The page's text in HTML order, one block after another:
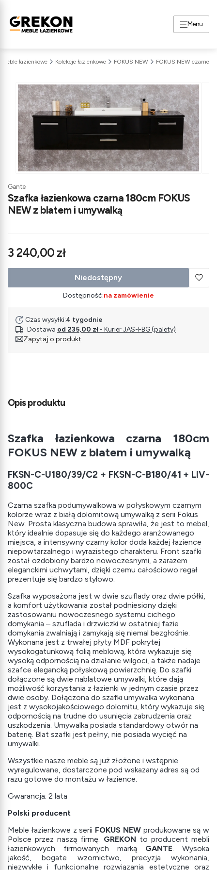
Menu
Meble łazienkowe Kolekcje łazienkowe FOKUS NEW FOKUS NEW czarne
Gante
Szafka łazienkowa czarna 180cm FOKUS
NEW z blatem i umywalką
Cena
3 240,00 zł
Niedostępny
Dostępność:na zamówienie
Czas wysyłki:4 tygodnie
Dostawa od 235,00 zł - Kurier JAS-FBG (palety)
Zapytaj o produkt
Opis produktu
Szafka łazienkowa czarna 180cm
FOKUS NEW z blatem i umywalką
FKSN-C-U180/39/C2 + FKSN-C-B180/41 + LIV-
800C
Czarna szafka podumywalkowa w połyskowym czarnym
kolorze wraz z białą dolomitową umywalką z serii Fokus
New. Prosta klasyczna budowa sprawiła, że jest to mebel,
który idealnie dopasuje się do każdego aranżowanego
miejsca, a intensywny czarny kolor doda każdej łazience
niepowtarzalnego i wyrazistego charakteru. Front szafki
został ozdobiony bardzo nowoczesnymi, a zarazem
eleganckimi uchwytami, dzięki czemu całościowo regał
prezentuje się bardzo stylowo.
Szafka wyposażona jest w dwie szuflady oraz dwie półki,
a komfort użytkowania został podniesiony dzięki
zastosowaniu nowoczesnego systemu cichego
domykania – szuflada i drzwiczki w ostatniej fazie
domykania zwalniają i zamykają się niemal bezgłośnie.
Wykonana jest z trwałej płyty MDF pokrytej
wysokogatunkową folią meblową, która wykazuje się
wysoką odpornością na działanie wilgoci, a także nadaje
szafce elegancką połyskową powierzchnię. Do szafki
dołączone są dwie nablatowe umywalki, które dają
możliwość korzystania z łazienki w jednym czasie przez
dwie osoby. Dołączona do szafki umywalka wykonana
jest z wysokojakościowego dolomitu, który wykazuje się
odpornością na trudne do usunięcia zabrudzenia oraz
uszkodzenia. Umywalka posiada standardowy otwór na
baterię. Blat szafki jest pełny, nie posiada wycięć na
umywalki.
Wszystkie nasze meble są już złożone i wstępnie
wyregulowane, dostarczone pod wskazany adres są od
razu gotowe do montażu w łazience.
Gwarancja: 2 lata
Polski producent
Meble łazienkowe z serii FOKUS NEWprodukowane są w
Polsce przez naszą firmę. GREKON to producent mebli
łazienkowych firmowanych marką GANTE. Wysoka
jakość, bogate wzornictwo, precyzja wykonania,
niezwykłe i funkcjonalne rozwiązania estetyczne oraz